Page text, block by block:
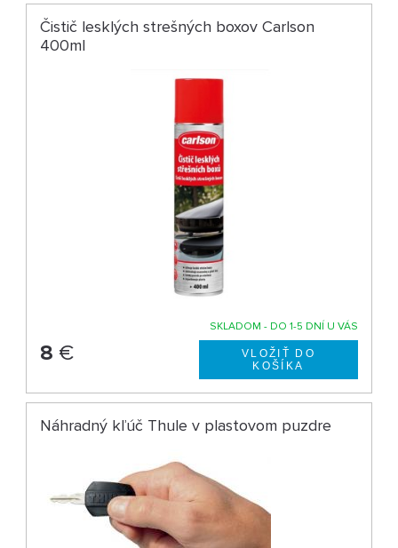
Čistič lesklých strešných boxov Carlson
400ml
SKLADOM - DO 1-5 DNÍ U VÁS
8 €
Náhradný kľúč Thule v plastovom puzdre